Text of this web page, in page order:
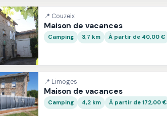
📍 Couzeix
Maison de vacances
Camping 3,7 km À partir de 40,00 €
📍 Limoges
Maison de vacances
Camping 4,2 km À partir de 172,00 €